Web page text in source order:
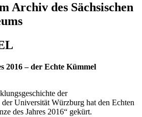
Archiv des Sächsischen
2016 – der Echte Kümmel
der
Universität Würzburg hat den Echten
des Jahres 2016“ gekürt.